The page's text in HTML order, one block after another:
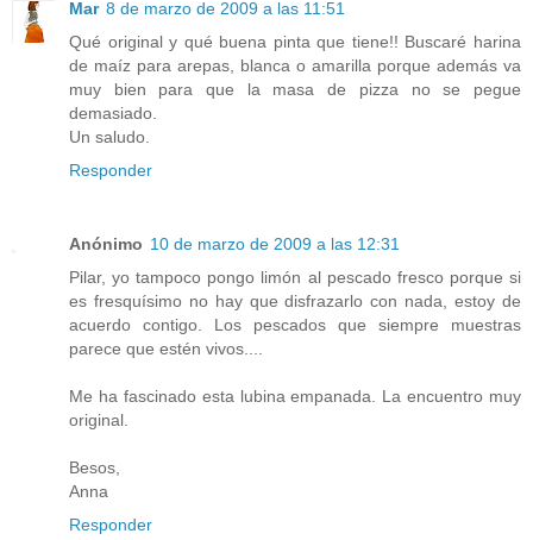
Mar 8 de marzo de 2009 a las 11:51
Qué original y qué buena pinta que tiene!! Buscaré harina
de maíz para arepas, blanca o amarilla porque además va
muy bien para que la masa de pizza no se pegue
demasiado.
Un saludo.
Responder
Anónimo 10 de marzo de 2009 a las 12:31
Pilar, yo tampoco pongo limón al pescado fresco porque si
es fresquísimo no hay que disfrazarlo con nada, estoy de
acuerdo contigo. Los pescados que siempre muestras
parece que estén vivos....
Me ha fascinado esta lubina empanada. La encuentro muy
original.
Besos,
Anna
Responder